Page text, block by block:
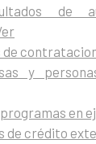
de
y
en
de crédito